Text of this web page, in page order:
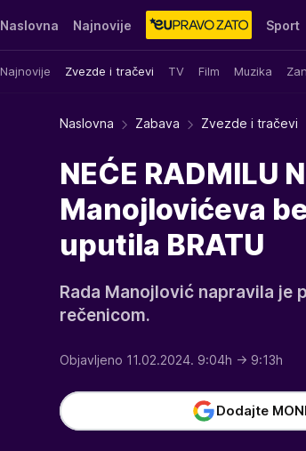
Naslovna Najnovije Sport
Najnovije Zvezde i tračevi TV Film Muzika
Sensa Stvar ukusa Yumama
Naslovna Zabava Zvezde i tračevi
NEĆE RADMILU
Manojlovićeva
uputila BRATU
Rada Manojlović napravila je
rečenicom.
Objavljeno 11.02.2024. 9:04h → 9:13h
Dodajte